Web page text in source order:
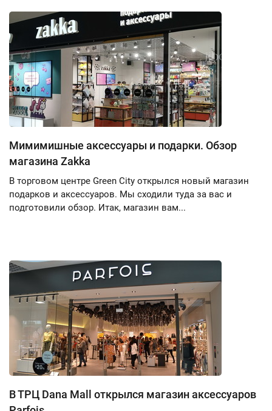
Мимимишные аксессуары и подарки. Обзор
магазина Zakka
В торговом центре Green City открылся новый магазин
подарков и аксессуаров. Мы сходили туда за вас и
подготовили обзор. Итак, магазин вам...
В ТРЦ Dana Mall открылся магазин аксессуаров